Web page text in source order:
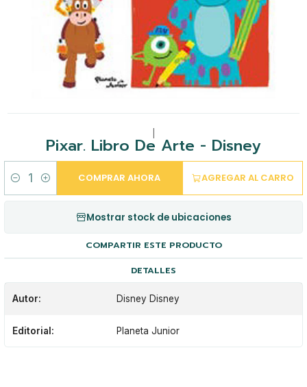
Pixar. Libro De Arte - Disney
Cantidad
AGREGAR AL CARRO
COMPRAR AHORA
Mostrar stock de ubicaciones
COMPARTIR ESTE PRODUCTO
DETALLES
Autor: Disney Disney
Editorial: Planeta Junior